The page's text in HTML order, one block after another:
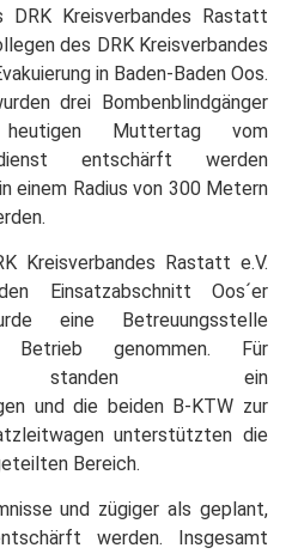
DRK Kreisverbandes Rastatt
des DRK Kreisverbandes
in Baden-Baden Oos.
drei Bombenblindgänger
Muttertag vom
entschärft werden
einem Radius von 300 Metern
Kreisverbandes Rastatt e.V.
Einsatzabschnitt Oos´er
eine Betreuungsstelle
genommen. Für
standen ein
und die beiden B-KTW zur
unterstützten die
Bereich.
und zügiger als geplant,
werden. Insgesamt